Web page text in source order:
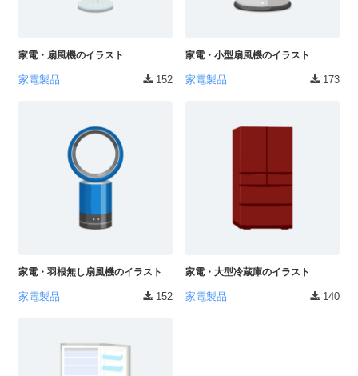
家電・扇風機のイラスト
家電製品 152
家電・小型扇風機のイラスト
家電製品 173
家電・羽根無し扇風機のイラスト
家電製品 152
家電・大型冷蔵庫のイラスト
家電製品 140